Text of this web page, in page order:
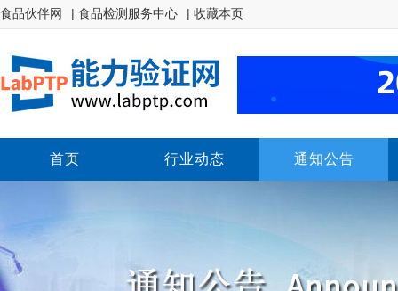
食品伙伴网 | 食品检测服务中心 | 收藏本页
首页 行业动态 通知公告